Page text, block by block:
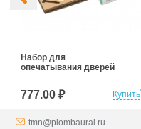
Купить
Набор для
опечатывания дверей
777.00 ₽
tmn@plombaural.ru